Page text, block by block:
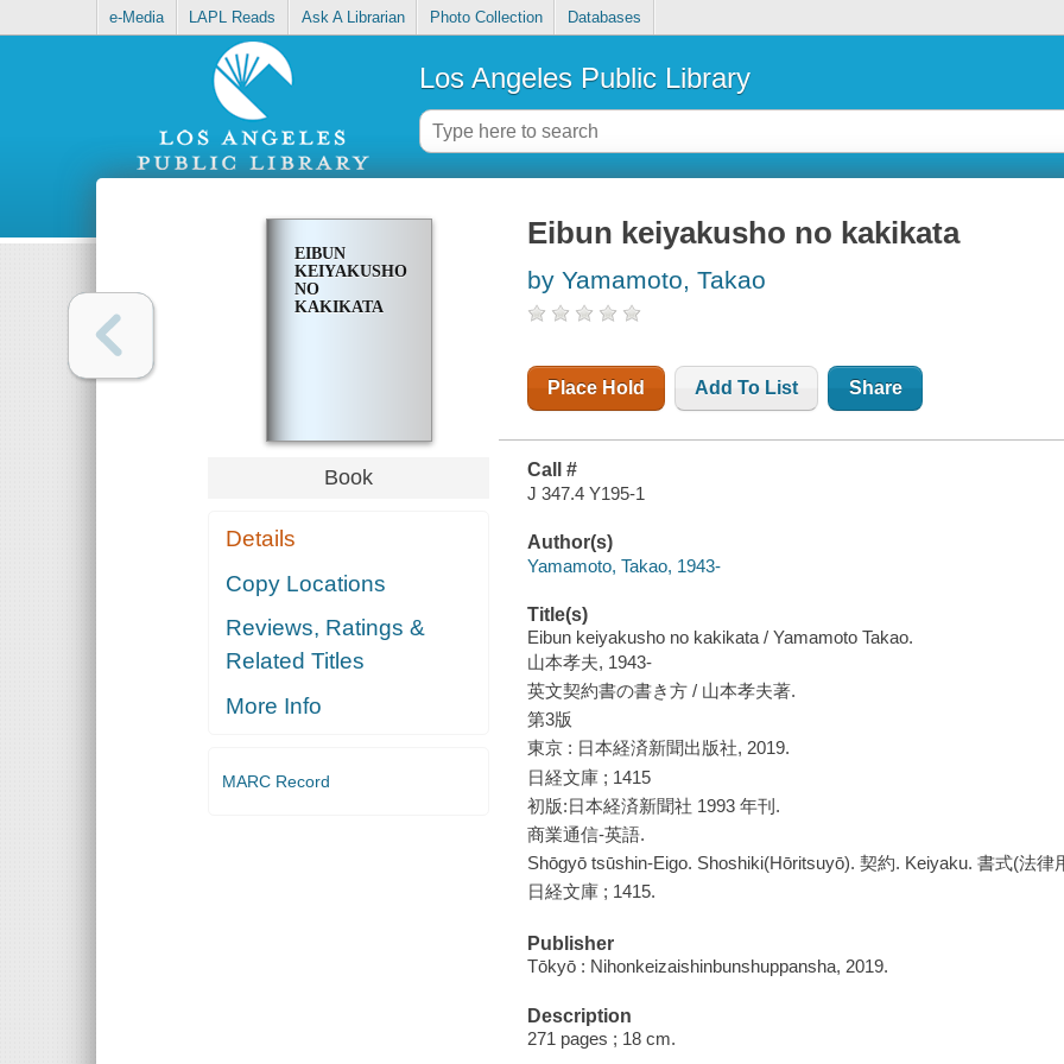
e-Media LAPL Reads Ask A Librarian Photo Collection Databases
Los Angeles Public Library
EIBUN
KEIYAKUSHO
NO
KAKIKATA
Book
Details
Copy Locations
Reviews, Ratings &
Related Titles
More Info
MARC Record
Eibun keiyakusho no kakikata
by Yamamoto, Takao
Place Hold Add To List Share
Call #
J 347.4 Y195-1
Author(s)
Yamamoto, Takao, 1943-
Title(s)
Eibun keiyakusho no kakikata / Yamamoto Takao.
山本孝夫, 1943-
英文契約書の書き方 / 山本孝夫著.
第3版
東京 : 日本経済新聞出版社, 2019.
日経文庫 ; 1415
初版:日本経済新聞社 1993 年刊.
商業通信-英語.
Shōgyō tsūshin-Eigo. Shoshiki(Hōritsuyō). 契約. Keiyaku. 書式(法律
日経文庫 ; 1415.
Publisher
Tōkyō : Nihonkeizaishinbunshuppansha, 2019.
Description
271 pages ; 18 cm.